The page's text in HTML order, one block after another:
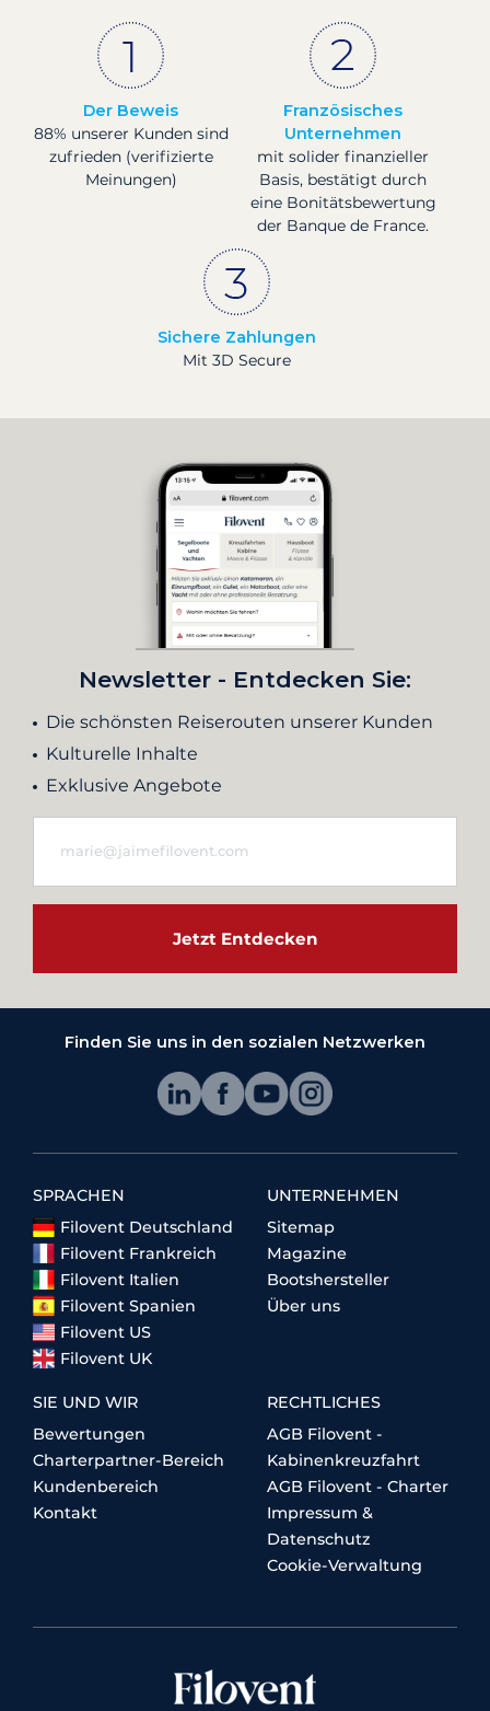
Der Beweis
88% unserer Kunden sind
zufrieden (verifizierte
Meinungen)
Französisches
Unternehmen
mit solider finanzieller
Basis, bestätigt durch
eine Bonitätsbewertung
der Banque de France.
Sichere Zahlungen
Mit 3D Secure
Newsletter - Entdecken Sie:
Die schönsten Reiserouten unserer Kunden
Kulturelle Inhalte
Exklusive Angebote
Jetzt Entdecken
Finden Sie uns in den sozialen Netzwerken
SPRACHEN
Filovent Deutschland
Filovent Frankreich
Filovent Italien
Filovent Spanien
Filovent US
Filovent UK
UNTERNEHMEN
Sitemap
Magazine
Bootshersteller
Über uns
SIE UND WIR
Bewertungen
Charterpartner-Bereich
Kundenbereich
Kontakt
RECHTLICHES
AGB Filovent -
Kabinenkreuzfahrt
AGB Filovent - Charter
Impressum &
Datenschutz
Cookie-Verwaltung